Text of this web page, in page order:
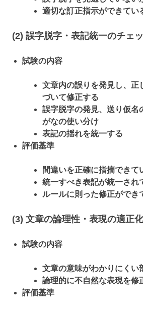
適切な訂正指示ができてい
(2) 誤字脱字・表記統一のチェ
試験の内容
文章内の誤りを発見し、正
づいて修正する
誤字脱字の発見、送り仮名
がなの使い分け
表記の揺れを統一する
評価基準
間違いを正確に指摘できて
統一すべき表記が統一され
ルールに則った修正ができ
(3) 文章の論理性・表現の適正化
試験の内容
文章の意味がわかりにくい
論理的に不自然な表現を修
評価基準